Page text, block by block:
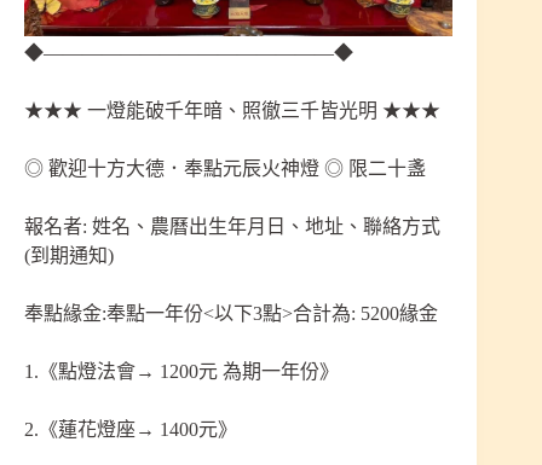
◆———————————————◆
★★★ 一燈能破千年暗、照徹三千皆光明 ★★★
◎ 歡迎十方大德．奉點元辰火神燈 ◎ 限二十盞
報名者: 姓名、農曆出生年月日、地址、聯絡方式
(到期通知)
奉點緣金:奉點一年份<以下3點>合計為: 5200緣金
1.《點燈法會→ 1200元 為期一年份》
2.《蓮花燈座→ 1400元》